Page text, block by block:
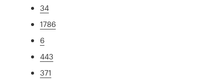
34
1786
6
443
371